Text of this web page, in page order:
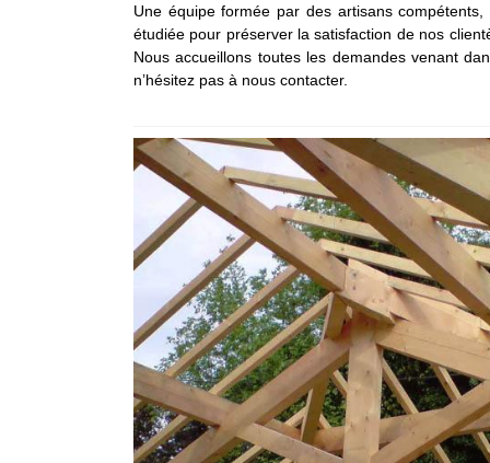
Une équipe formée par des artisans
étudiée pour préserver la satisfaction de nos
Nous accueillons toutes les demandes venant
n’hésitez pas à nous contacter.